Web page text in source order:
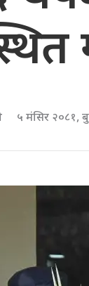
५ मंसिर २०८१,